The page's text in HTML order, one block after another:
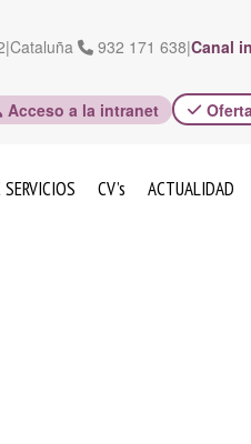
|Cataluña 932 171 638|Canal
Acceso a la intranet
CV’s ACTUALIDAD